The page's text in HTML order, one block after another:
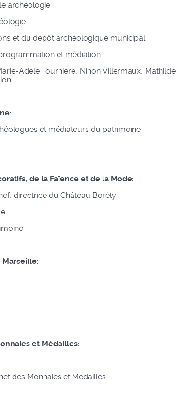
archéologie
et du dépôt archéologique municipal
et médiation
Adèle Tournière, Ninon Villermaux, Mathilde
et médiateurs du patrimoine
de la Faïence et de la Mode:
directrice du Château Borély
et Médailles:
des Monnaies et Médailles